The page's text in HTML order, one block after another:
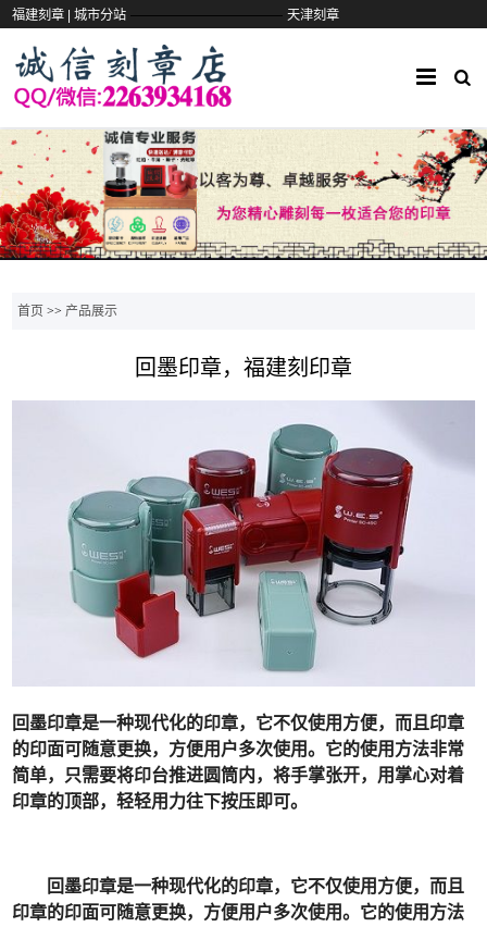
福建刻章 |城市分站 ——————————天津刻章
首页 >> 产品展示
回墨印章，福建刻印章
回墨印章是一种现代化的印章，它不仅使用方便，而且印章
的印面可随意更换，方便用户多次使用。它的使用方法非常
简单，只需要将印台推进圆筒内，将手掌张开，用掌心对着
印章的顶部，轻轻用力往下按压即可。
回墨印章是一种现代化的印章，它不仅使用方便，而且
印章的印面可随意更换，方便用户多次使用。它的使用方法